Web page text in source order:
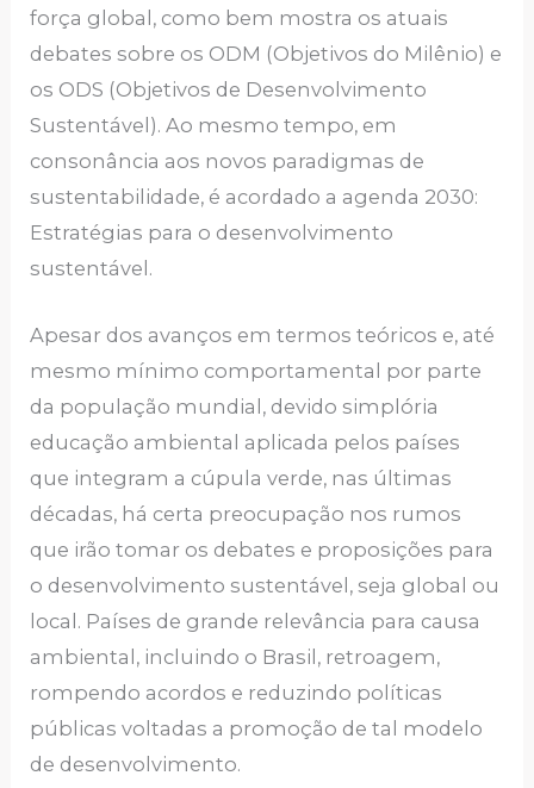
força global, como bem mostra os atuais
debates sobre os ODM (Objetivos do Milênio) e
os ODS (Objetivos de Desenvolvimento
Sustentável). Ao mesmo tempo, em
consonância aos novos paradigmas de
sustentabilidade, é acordado a agenda 2030:
Estratégias para o desenvolvimento
sustentável.
Apesar dos avanços em termos teóricos e, até
mesmo mínimo comportamental por parte
da população mundial, devido simplória
educação ambiental aplicada pelos países
que integram a cúpula verde, nas últimas
décadas, há certa preocupação nos rumos
que irão tomar os debates e proposições para
o desenvolvimento sustentável, seja global ou
local. Países de grande relevância para causa
ambiental, incluindo o Brasil, retroagem,
rompendo acordos e reduzindo políticas
públicas voltadas a promoção de tal modelo
de desenvolvimento.